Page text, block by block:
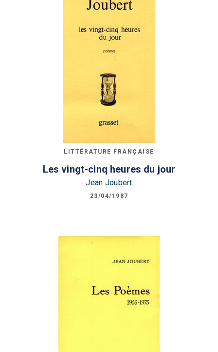
LITTÉRATURE FRANÇAISE
Les vingt-cinq heures du jour
Jean Joubert
23/04/1987